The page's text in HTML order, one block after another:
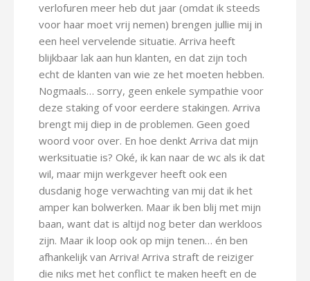
verlofuren meer heb dut jaar (omdat ik steeds
voor haar moet vrij nemen) brengen jullie mij in
een heel vervelende situatie. Arriva heeft
blijkbaar lak aan hun klanten, en dat zijn toch
echt de klanten van wie ze het moeten hebben.
Nogmaals… sorry, geen enkele sympathie voor
deze staking of voor eerdere stakingen. Arriva
brengt mij diep in de problemen. Geen goed
woord voor over. En hoe denkt Arriva dat mijn
werksituatie is? Oké, ik kan naar de wc als ik dat
wil, maar mijn werkgever heeft ook een
dusdanig hoge verwachting van mij dat ik het
amper kan bolwerken. Maar ik ben blij met mijn
baan, want dat is altijd nog beter dan werkloos
zijn. Maar ik loop ook op mijn tenen… én ben
afhankelijk van Arriva! Arriva straft de reiziger
die niks met het conflict te maken heeft en de